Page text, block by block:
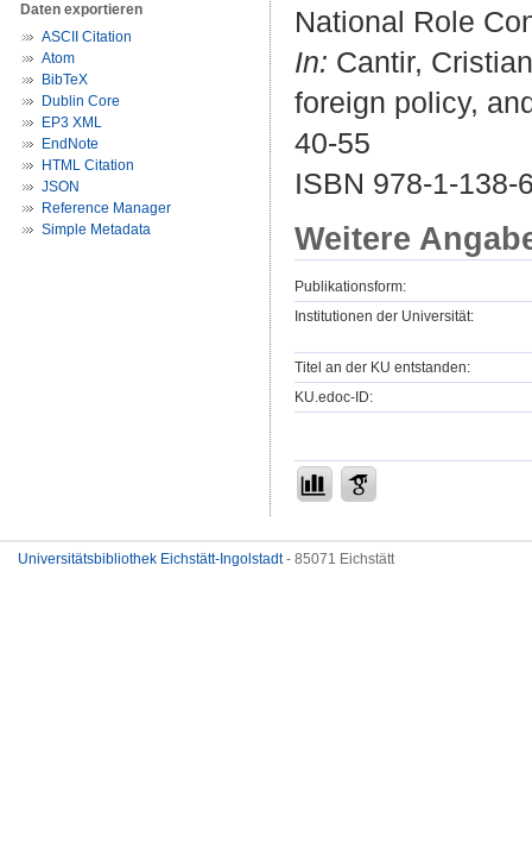
Daten exportieren
ASCII Citation
Atom
BibTeX
Dublin Core
EP3 XML
EndNote
HTML Citation
JSON
Reference Manager
Simple Metadata
National Role
In: Cantir,
foreign policy,
40-55
ISBN 978-1-138-
Weitere
Publikationsform:
Institutionen der Universität:
Titel an der KU entstanden:
KU.edoc-ID:
Universitätsbibliothek Eichstätt-Ingolstadt- 85071 Eichstätt